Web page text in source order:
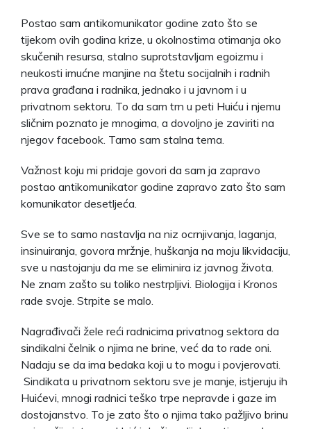
Postao sam antikomunikator godine zato što se
tijekom ovih godina krize, u okolnostima otimanja oko
skučenih resursa, stalno suprotstavljam egoizmu i
neukosti imućne manjine na štetu socijalnih i radnih
prava građana i radnika, jednako i u javnom i u
privatnom sektoru. To da sam trn u peti Huiću i njemu
sličnim poznato je mnogima, a dovoljno je zaviriti na
njegov facebook. Tamo sam stalna tema.
Važnost koju mi pridaje govori da sam ja zapravo
postao antikomunikator godine zapravo zato što sam
komunikator desetljeća.
Sve se to samo nastavlja na niz ocrnjivanja, laganja,
insinuiranja, govora mržnje, huškanja na moju likvidaciju,
sve u nastojanju da me se eliminira iz javnog života.
Ne znam zašto su toliko nestrpljivi. Biologija i Kronos
rade svoje. Strpite se malo.
Nagrađivači žele reći radnicima privatnog sektora da
sindikalni čelnik o njima ne brine, već da to rade oni.
Nadaju se da ima bedaka koji u to mogu i povjerovati.
Sindikata u privatnom sektoru sve je manje, istjeruju ih
Huićevi, mnogi radnici teško trpe nepravde i gaze im
dostojanstvo. To je zato što o njima tako pažljivo brinu